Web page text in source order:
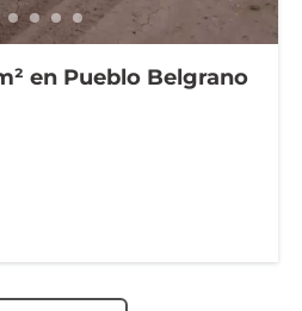
en Pueblo Belgrano